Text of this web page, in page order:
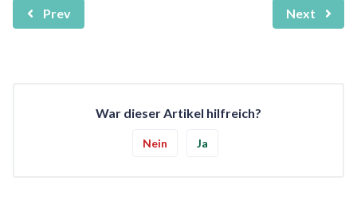
Prev Next
War dieser Artikel hilfreich?
Nein Ja